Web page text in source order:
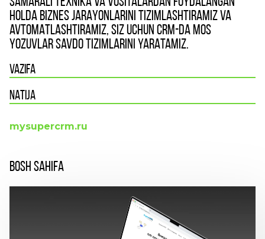
HOLDA BIZNES JARAYONLARINI TIZIMLASHTIRAMIZ VA
AVTOMATLASHTIRAMIZ, SIZ UCHUN CRM-DA MOS
YOZUVLAR SAVDO TIZIMLARINI YARATAMIZ.
VAZIFA
NATIJA
mysupercrm.ru
BOSH SAHIFA